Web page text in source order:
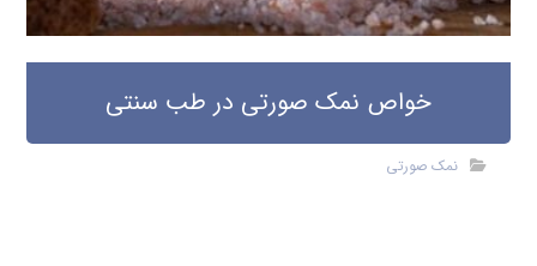
خواص نمک صورتی در طب سنتی
نمک صورتی